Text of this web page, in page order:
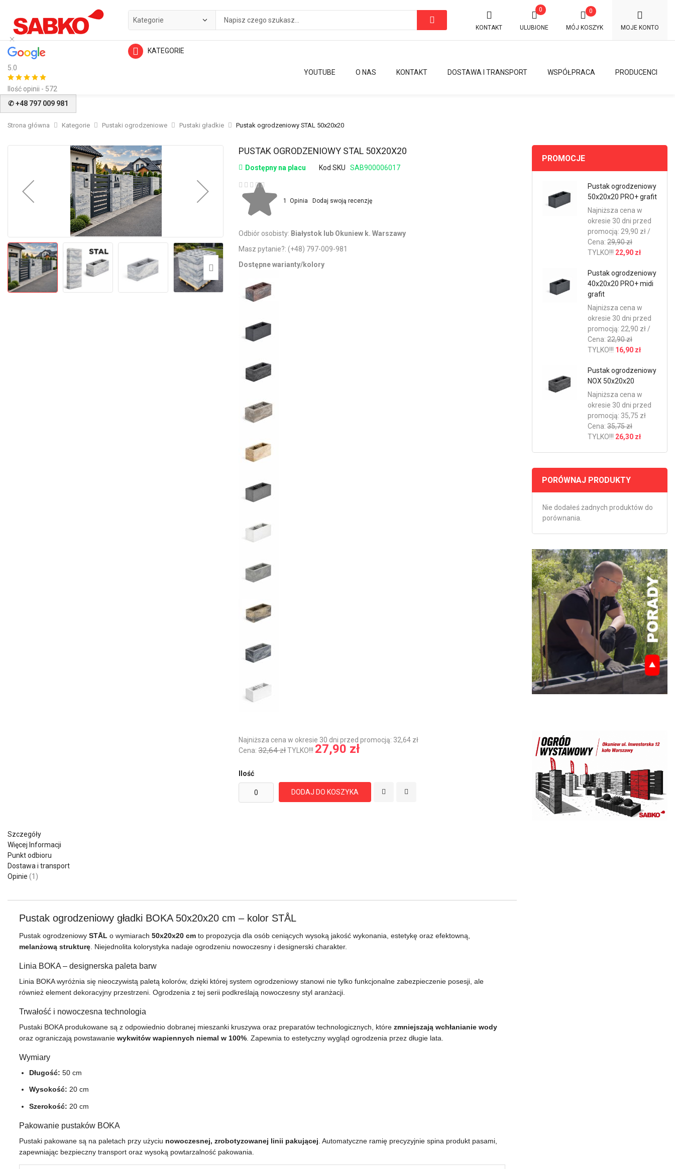
5.0
Ilość opinii - 572
KONTAKT
0
ULUBIONE MÓJ KOSZYK
0
MOJE KONTO
KATEGORIE
PRODUCENCI
WSPÓŁPRACA
DOSTAWA I TRANSPORT
KONTAKT
O NAS
YOUTUBE
✆ +48 797 009 981
Strona główna Kategorie Pustaki ogrodzeniowe Pustaki gładkie Pustak ogrodzeniowy STAL 50x20x20
Przejdź
początek
galerii
PUSTAK OGRODZENIOWY STAL 50X20X20
Dostępny na placu Kod SKU
SAB900006017
Ocena:
1 Opinia Dodaj swoją recenzję
Odbiór osobisty: Białystok lub Okuniew k. Warszawy
Masz pytanie?: (+48) 797-009-981
Dostępne warianty/kolory
Najniższa cena w okresie 30 dni przed promocją: 32,64 zł
Cena: 32,64 złTYLKO!!! 27,90 zł
Ilość
DODAJ DO KOSZYKA
Szczegóły
Więcej Informacji
Punkt odbioru
Dostawa i transport
Opinie
1
Pustak ogrodzeniowy gładki BOKA 50x20x20 cm – kolor STÅL
Pustak ogrodzeniowy STÅL o wymiarach 50x20x20 cm to propozycja dla osób ceniących wysoką jakość wykonania, estetykę oraz efektowną,
melanżową strukturę . Niejednolita kolorystyka nadaje ogrodzeniu nowoczesny i designerski charakter.
Linia BOKA – designerska paleta barw
Linia BOKA wyróżnia się nieoczywistą paletą kolorów, dzięki której system ogrodzeniowy stanowi nie tylko funkcjonalne zabezpieczenie posesji, ale
również element dekoracyjny przestrzeni. Ogrodzenia z tej serii podkreślają nowoczesny styl aranżacji.
Trwałość i nowoczesna technologia
Pustaki BOKA produkowane są z odpowiednio dobranej mieszanki kruszywa oraz preparatów technologicznych, które zmniejszają wchłanianie wody
oraz ograniczają powstawanie wykwitów wapiennych niemal w 100% . Zapewnia to estetyczny wygląd ogrodzenia przez długie lata.
Wymiary
Długość: 50 cm
Wysokość: 20 cm
Szerokość: 20 cm
Pakowanie pustaków BOKA
Pustaki pakowane są na paletach przy użyciu nowoczesnej, zrobotyzowanej linii pakującej . Automatyczne ramię precyzyjnie spina produkt pasami,
zapewniając bezpieczny transport oraz wysoką powtarzalność pakowania.
PROMOCJE
Pustak ogrodzeniowy
50x20x20 PRO+ grafit
Najniższa cena w
okresie 30 dni przed
promocją: 29,90 zł /
Cena: 29,90 zł
TYLKO!!! 22,90 zł
Pustak ogrodzeniowy
40x20x20 PRO+ midi
grafit
Najniższa cena w
okresie 30 dni przed
promocją: 22,90 zł /
Cena: 22,90 zł
TYLKO!!! 16,90 zł
Pustak ogrodzeniowy
NOX 50x20x20
Najniższa cena w
okresie 30 dni przed
promocją: 35,75 zł
Cena: 35,75 zł
TYLKO!!! 26,30 zł
PORÓWNAJ PRODUKTY
Nie dodałeś żadnych produktów do
porównania.